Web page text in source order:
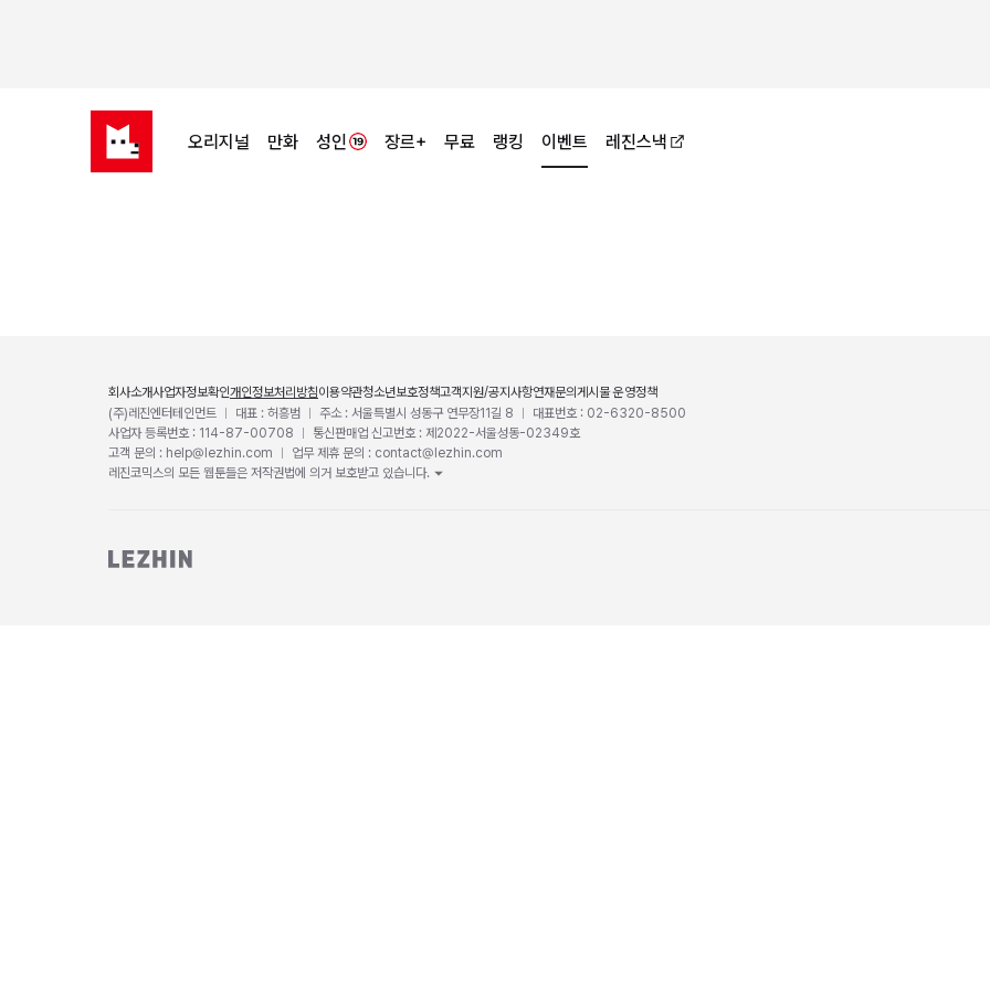
오리지널 만화 성인 장르+ 무료 랭킹 이벤트 레진스낵
회사소개사업자정보확인개인정보처리방침이용약관청소년보호정책고객지원/공지사항연재문의게시물 운영정책
(주)레진엔터테인먼트
대표 : 허흥범 주소 : 서울특별시 성동구 연무장11길 8
대표번호 : 02-6320-8500
사업자 등록번호 : 114-87-00708
통신판매업 신고번호 : 제2022-서울성동-02349호
고객 문의 : help@lezhin.com
업무 제휴 문의 : contact@lezhin.com
레진코믹스의 모든 웹툰들은 저작권법에 의거 보호받고 있습니다.